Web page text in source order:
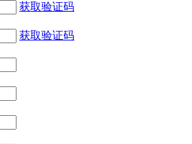
获取验证码
获取验证码